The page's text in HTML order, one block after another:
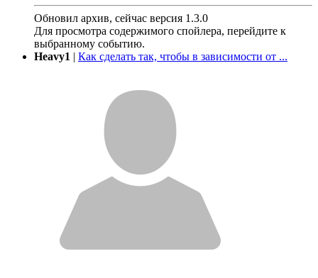
Обновил архив, сейчас версия 1.3.0
Для просмотра содержимого спойлера, перейдите к
выбранному событию.
Heavy1 | Как сделать так, чтобы в зависимости от ...